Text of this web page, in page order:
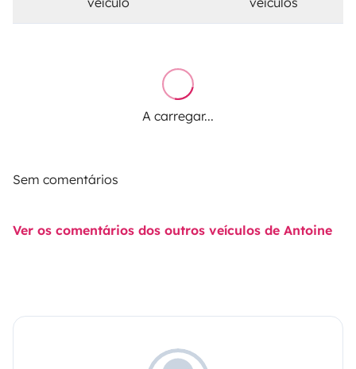
A carregar...
Sem comentários
Ver os comentários dos outros veículos de Antoine